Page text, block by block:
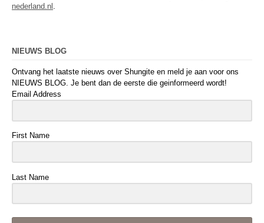
nederland.nl
NIEUWS BLOG
Ontvang het laatste nieuws over Shungite en meld je aan voor ons
NIEUWS BLOG. Je bent dan de eerste die geinformeerd wordt!
Email Address
First Name
Last Name